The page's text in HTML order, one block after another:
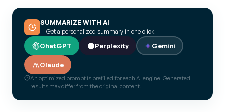
SUMMARIZE WITH AI
— Get a personalized summary in one click
ChatGPT Perplexity Gemini
Claude
An optimized prompt is prefilled for each AI engine. Generated
results may differ from the original content.